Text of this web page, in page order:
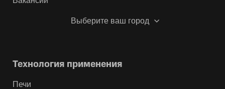
Выберите ваш город
Технология применения
Печи